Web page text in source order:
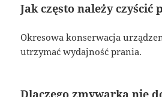
Jak często należy czyścić
Okresowa konserwacja
utrzymać wydajność prania.
Dlaczego zmywarka nie